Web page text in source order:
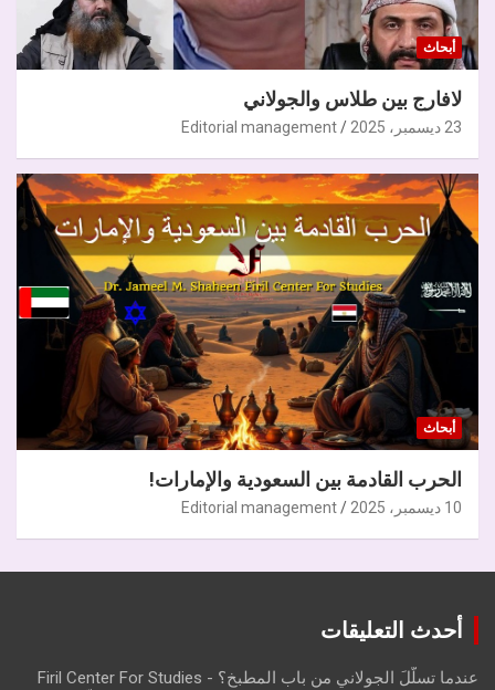
أبحاث
لافارج بين طلاس والجولاني
23 ديسمبر، 2025 Editorial management
أبحاث
الحرب القادمة بين السعودية والإمارات!
10 ديسمبر، 2025 Editorial management
أحدث التعليقات
عندما تسلّلَ الجولاني من باب المطبخ؟ - Firil Center For Studies